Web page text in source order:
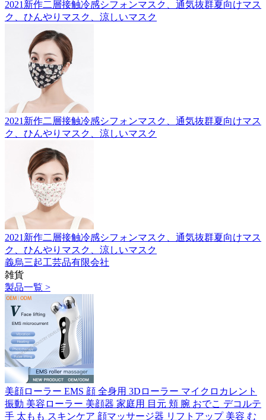
2021新作二層接触冷感シフォンマスク、通気抜群夏向けマス
ク、ひんやりマスク、涼しいマスク
2021新作二層接触冷感シフォンマスク、通気抜群夏向けマス
ク、ひんやりマスク、涼しいマスク
2021新作二層接触冷感シフォンマスク、通気抜群夏向けマス
ク、ひんやりマスク、涼しいマスク
義烏三起工芸品有限会社
雑貨
製品一覧 >
美顔ローラー EMS 顔 全身用 3Dローラー マイクロカレント
振動 美容ローラー 美顔器 家庭用 目元 頬 腕 おでこ デコルテ
手 太もも スキンケア 顔マッサージ器 リフトアップ 美容 む